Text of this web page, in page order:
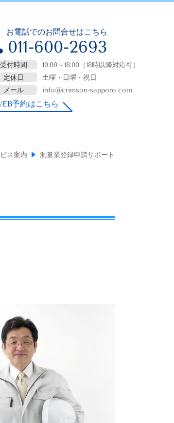
お電話でのお問合せはこちら
011-600-2693
受付時間
10:00～18:00（18時以降対応可）
定休日
土曜・日曜・祝日
メール
info@crimson-sapporo.com
予約はこちら
ス案内 測量業登録申請サポート